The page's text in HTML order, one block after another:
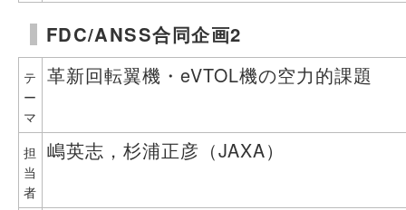
FDC/ANSS合同企画2
テ
ー
マ
革新回転翼機・eVTOL機の空力的課題
担
当
者
嶋英志，杉浦正彦（JAXA）